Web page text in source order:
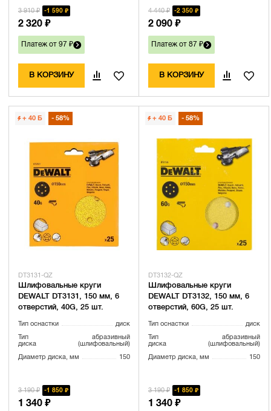
3 910 ₽ 1 590 ₽
2 320 ₽
Платеж от 97 ₽
В КОРЗИНУ
4 440 ₽ 2 350 ₽
2 090 ₽
Платеж от 87 ₽
В КОРЗИНУ
+ 40 Б 58%
DT3131-QZ
Шлифовальные круги
DEWALT DT3131, 150 мм, 6
отверстий, 40G, 25 шт.
Тип оснастки диск
Тип
диска
абразивный
(шлифовальный)
Диаметр диска, мм 150
3 190 ₽ 1 850 ₽
1 340 ₽
+ 40 Б 58%
DT3132-QZ
Шлифовальные круги
DEWALT DT3132, 150 мм, 6
отверстий, 60G, 25 шт.
Тип оснастки диск
Тип
диска
абразивный
(шлифовальный)
Диаметр диска, мм 150
3 190 ₽ 1 850 ₽
1 340 ₽